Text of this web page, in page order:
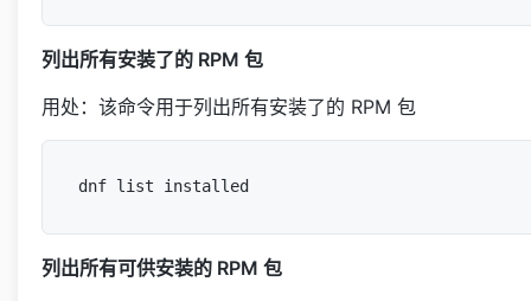
列出所有安装了的 RPM 包
用处：该命令用于列出所有安装了的 RPM 包
列出所有可供安装的 RPM 包